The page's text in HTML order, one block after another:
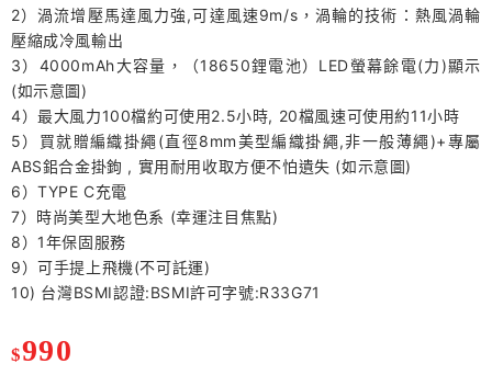
2）渦流增壓馬達風力強,可達風速9m/s，渦輪的技術：熱風渦輪
壓縮成冷風輸出
3）4000mAh大容量，（18650鋰電池）LED螢幕餘電(力)顯示
(如示意圖)
4）最大風力100檔約可使用2.5小時, 20檔風速可使用約11小時
5）買就贈編織掛繩(直徑8mm美型編織掛繩,非一般薄繩)+專屬
ABS鈻合金掛鉤 , 實用耐用收取方便不怕遺失 (如示意圖)
6）TYPE C充電
7）時尚美型大地色系 (幸運注目焦點)
8）1年保固服務
9）可手提上飛機(不可託運)
10) 台灣BSMI認證:BSMI許可字號:R33G71
$990